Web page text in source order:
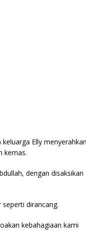
Elly menyerahkan
kemas.
dengan disaksikan
seperti dirancang.
kebahagiaan kami